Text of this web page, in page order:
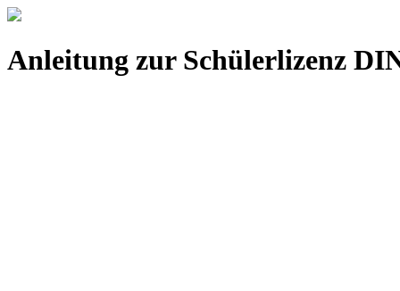
Anleitung zur Schülerlizenz